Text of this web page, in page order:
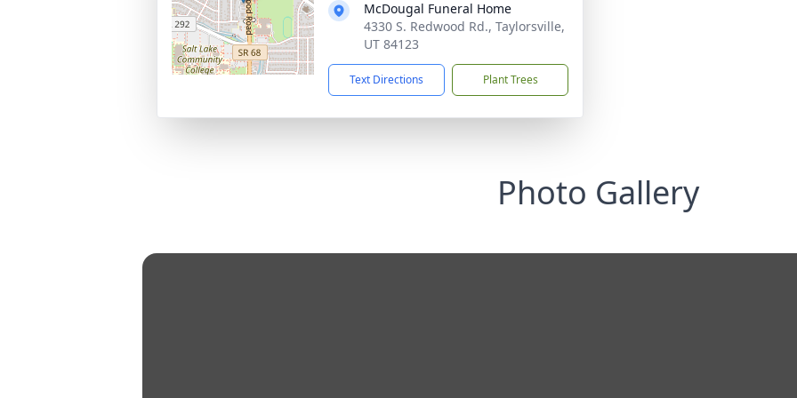
McDougal Funeral Home
4330 S. Redwood Rd., Taylorsville,
UT 84123
Text Directions Plant Trees
Photo Gallery